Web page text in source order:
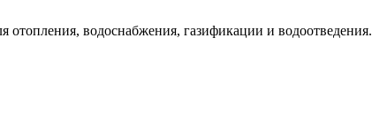
отопления, водоснабжения, газификации и водоотведения.